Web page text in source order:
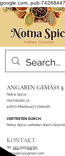
google.com, pub-
ANGABEN GEMÄSS
Notna Spice
Hochstraße 21,
40670 Meerbusch-Osterath
VERTRETEN DURCH:
Notna Spice vertreten durch
KONTAKT:
Tel: 021-595324315
notnaspice@gmail.com